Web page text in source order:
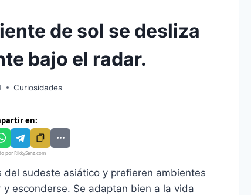
de sol se desliza
bajo el radar.
Curiosidades
en:
por RikkySanz.com
sudeste asiático y prefieren ambientes
esconderse. Se adaptan bien a la vida